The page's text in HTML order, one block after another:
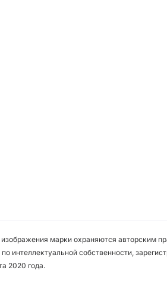
марки охраняются авторским
интеллектуальной собственности,
2020 года.